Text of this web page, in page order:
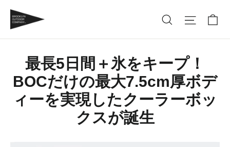
最長5日間＋氷をキープ！
BOCだけの最大7.5cm厚ボデ
ィーを実現したクーラーボッ
クスが誕生